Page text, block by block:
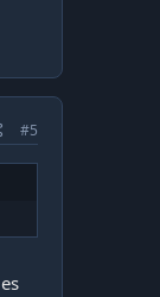
#5